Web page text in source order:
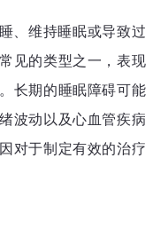
、维持睡眠或导致过
见的类型之一，表现
长期的睡眠障碍可能
波动以及心血管疾病
对于制定有效的治疗